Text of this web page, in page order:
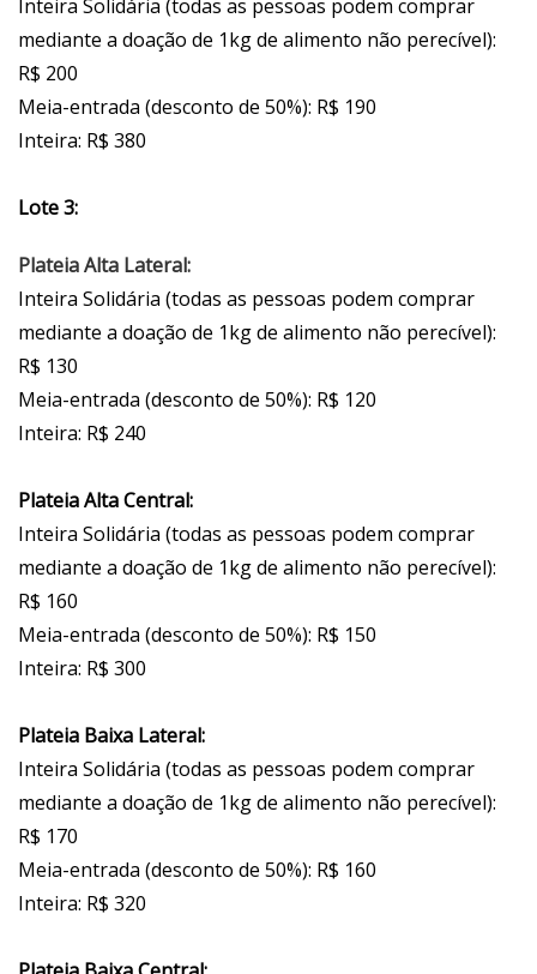
Inteira Solidária (todas as pessoas podem comprar
mediante a doação de 1kg de alimento não perecível):
R$ 200
Meia-entrada (desconto de 50%): R$ 190
Inteira: R$ 380
Lote 3:
Plateia Alta Lateral:
Inteira Solidária (todas as pessoas podem comprar
mediante a doação de 1kg de alimento não perecível):
R$ 130
Meia-entrada (desconto de 50%): R$ 120
Inteira: R$ 240
Plateia Alta Central:
Inteira Solidária (todas as pessoas podem comprar
mediante a doação de 1kg de alimento não perecível):
R$ 160
Meia-entrada (desconto de 50%): R$ 150
Inteira: R$ 300
Plateia Baixa Lateral:
Inteira Solidária (todas as pessoas podem comprar
mediante a doação de 1kg de alimento não perecível):
R$ 170
Meia-entrada (desconto de 50%): R$ 160
Inteira: R$ 320